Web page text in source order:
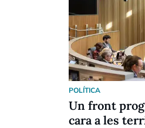
POLÍTICA
Un front
cara a les